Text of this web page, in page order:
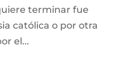
terminar fue
católica o por otra
el...